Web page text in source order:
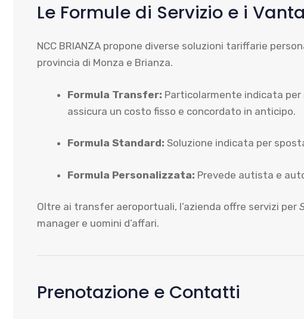
Le Formule di Servizio e i
NCC BRIANZA propone diverse soluzioni tariffarie
provincia di Monza e Brianza.
Formula Transfer: Particolarmente indicata per
assicura un costo fisso e concordato in anticipo.
Formula Standard: Soluzione indicata per
Formula Personalizzata: Prevede autista e
Oltre ai transfer aeroportuali, l’azienda offre servizi per
manager e uomini d’affari.
Prenotazione e Contatti